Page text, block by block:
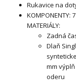
Rukavice na
MATERIÁLY:
Zadná
Dlaň
mm
oderu